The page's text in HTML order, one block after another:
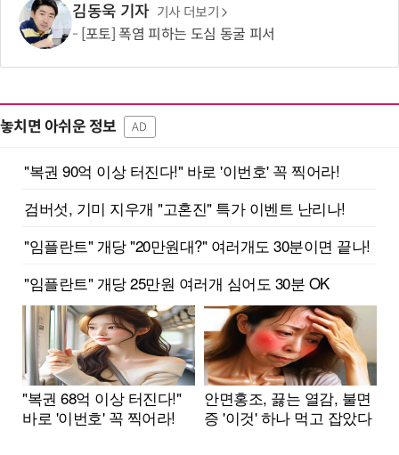
김동욱 기자 기사 더보기
[포토] 폭염 피하는 도심 동굴 피서
놓치면 아쉬운 정보 AD